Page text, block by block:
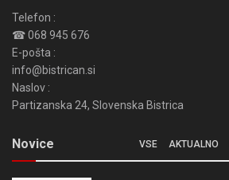
Telefon :
☎ 068 945 676
E-pošta :
info@bistrican.si
Naslov :
Partizanska 24, Slovenska Bistrica
Novice VSE AKTUALNO